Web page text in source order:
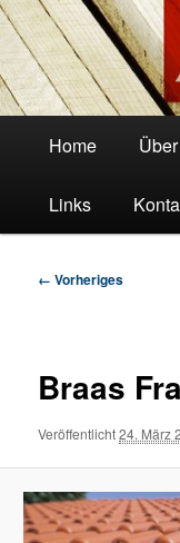
Home
Links
Bilder-
← Vorheriges
Braas
Veröffentlicht24. März